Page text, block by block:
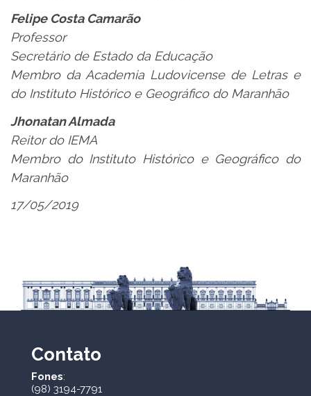
Felipe Costa Camarão
Professor
Secretário de Estado da Educação
Membro da Academia Ludovicense de Letras e
do Instituto Histórico e Geográfico do Maranhão
Jhonatan Almada
Reitor do IEMA
Membro do Instituto Histórico e Geográfico do
Maranhão
17/05/2019
Contato
Fones:
(98) 3194-7791